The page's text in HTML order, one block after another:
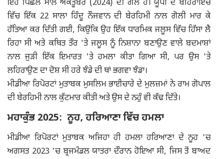
ਇਹ ਪਿਛਲੇ ਸਾਲ ਅਕਤੂਬਰ (2024) ਦੀ ਗੱਲ ਹੈ। ਯੂਪੀ ਦੇ ਬਹਿਰਾਇਚ
ਵਿੱਚ ਇੱਕ 22 ਸਾਲਾ ਹਿੰਦੂ ਨੌਜਵਾਨ ਦੀ ਬੇਰਹਿਮੀ ਨਾਲ ਗੋਲੀ ਮਾਰ ਕੇ
ਹੱਤਿਆ ਕਰ ਦਿੱਤੀ ਗਈ, ਕਿਉਂਕਿ ਉਹ ਇੱਕ ਧਾਰਮਿਕ ਜਲੂਸ ਵਿੱਚ ਹਿੱਸਾ ਲੈ
ਰਿਹਾ ਸੀ ਅਤੇ ਕਥਿਤ ਤੌਰ 'ਤੇ ਜਲੂਸ ਨੂੰ ਨਿਸ਼ਾਨਾ ਬਣਾਉਣ ਵਾਲੇ ਬਦਮਾਸ਼ਾਂ
ਨਾਲ ਜੁੜੀ ਇੱਕ ਇਮਾਰਤ 'ਤੇ ਹਮਲਾ ਕੀਤਾ ਗਿਆ ਸੀ, ਪਰ ਉਸ 'ਤੇ
ਲਹਿਰਾਉਣ ਦਾ ਦੋਸ਼ ਸੀ ਹਰੇ ਝੰਡੇ ਦੀ ਥਾਂ ਭਗਵਾ ਝੰਡਾ।
ਮੀਡੀਆ ਰਿਪੋਰਟਾਂ ਮੁਤਾਬਕ ਮੁਸਲਿਮ ਭਾਈਚਾਰੇ ਦੇ ਮੁਲਜ਼ਮਾਂ ਨੇ ਰਾਮ ਗੋਪਾਲ
ਦੀ ਬੇਰਹਿਮੀ ਨਾਲ ਕੁੱਟਮਾਰ ਕੀਤੀ ਅਤੇ ਉਸ ਦੇ ਨਹੁੰ ਵੀ ਕੱਢ ਦਿੱਤੇ।
ਮਹਾਕੁੰਭ 2025: ਨੂਹ, ਹਰਿਆਣਾ ਵਿੱਚ ਹਮਲਾ
ਮੀਡੀਆ ਰਿਪੋਰਟਾਂ ਮੁਤਾਬਕ ਅਜਿਹਾ ਹੀ ਹਮਲਾ ਹਰਿਆਣਾ ਦੇ ਨੂਹ 'ਚ
ਅਗਸਤ 2023 'ਚ ਬ੍ਰਜਮੰਡਲ ਯਾਤਰਾ ਦੌਰਾਨ ਹੋਇਆ ਸੀ, ਜਿਸ ਤੋਂ ਬਾਅਦ